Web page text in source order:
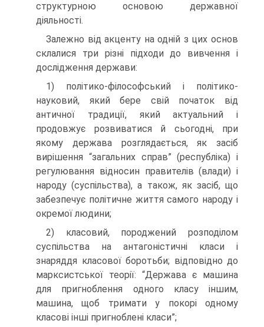
структурною основою державної
діяльності.
Залежно від акценту на одній з цих основ
склалися три різні підходи до вивчення і
дослідження держави:
1) політико-філософський і політико-
науковий, який бере свій початок від
античної традиції, який актуальний і
продовжує розвиватися й сьогодні, при
якому держава розглядається, як засіб
вирішення “загальних справ” (республіка) і
регулювання відносин правителів (влади) і
народу (суспільства), а також, як засіб, що
забезпечує політичне життя самого народу і
окремої людини;
2) класовий, породжений розподілом
суспільства на антагоністичні класи і
знаряддя класової боротьби; відповідно до
марксистської теорії: “Держава є машина
для пригноблення одного класу іншим,
машина, щоб тримати у покорі одному
класові інші пригноблені класи”;